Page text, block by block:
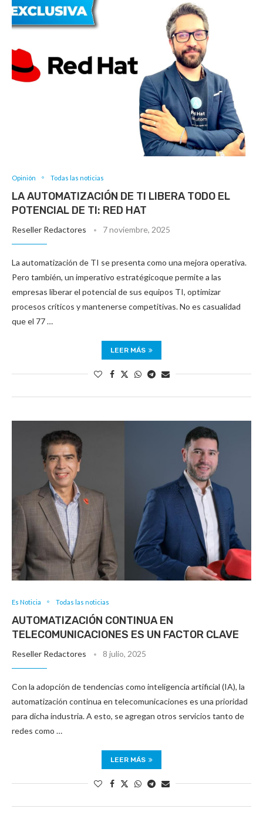
Opinión Todas las noticias
LA AUTOMATIZACIÓN DE TI LIBERA TODO EL
POTENCIAL DE TI: RED HAT
Reseller Redactores 7 noviembre, 2025
La automatización de TI se presenta como una mejora operativa.
Pero también, un imperativo estratégicoque permite a las
empresas liberar el potencial de sus equipos TI, optimizar
procesos críticos y mantenerse competitivas. No es casualidad
que el 77 …
LEER MÁS
Es Noticia Todas las noticias
AUTOMATIZACIÓN CONTINUA EN
TELECOMUNICACIONES ES UN FACTOR CLAVE
Reseller Redactores 8 julio, 2025
Con la adopción de tendencias como inteligencia artificial (IA), la
automatización continua en telecomunicaciones es una prioridad
para dicha industria. A esto, se agregan otros servicios tanto de
redes como …
LEER MÁS